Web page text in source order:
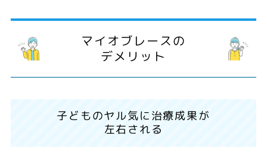
マイオブレースの
デメリット
子どものヤル気に治療成果が
左右される